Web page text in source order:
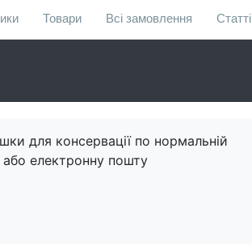
Товари Всі замовлення Статті
для консервації по нормальній
або електронну пошту